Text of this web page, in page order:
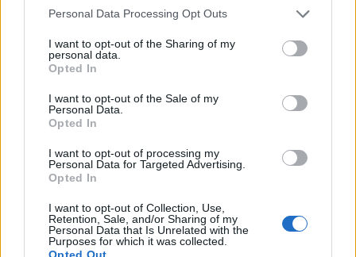
Personal Data Processing Opt Outs
I want to opt-out of the Sharing of my
personal data.
Opted In
I want to opt-out of the Sale of my
Personal Data.
Opted In
I want to opt-out of processing my
Personal Data for Targeted Advertising.
Opted In
I want to opt-out of Collection, Use,
Retention, Sale, and/or Sharing of my
Personal Data that Is Unrelated with the
Purposes for which it was collected.
Opted Out
Toleranța sporită la disonanța cognitivă
realizeze un fel de ”compartimentare etică” și să
manifeste o toleranță sporită la disonanța cognitivă.
generată de coexistența, în calculele lui politice, a două
realități total opuse, care se contrazic și sunt în conflict.